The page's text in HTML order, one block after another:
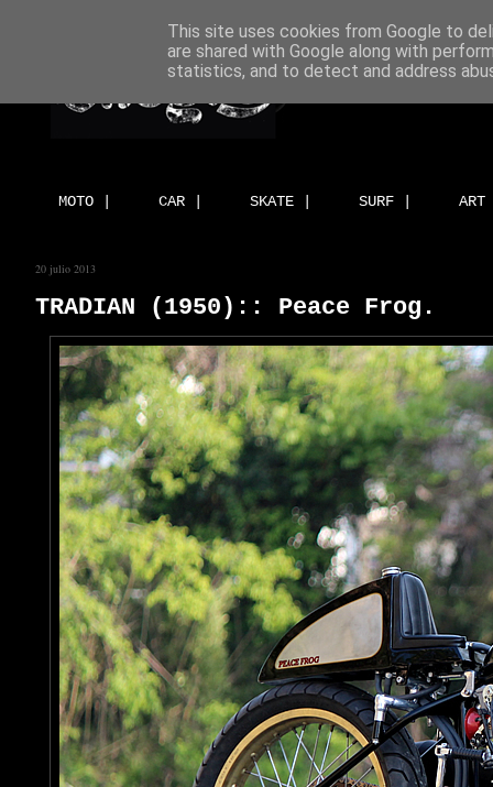
MOTO | CAR | SKATE | SURF |
20 julio 2013
TRADIAN (1950):: Peace Frog.
This site uses cookies from Google to
are shared with Google along with
statistics, and to detect and address